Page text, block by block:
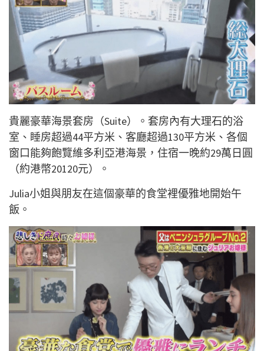
貴麗豪華海景套房（Suite）。套房內有大理石的浴
室、睡房超過44平方米、客廳超過130平方米、各個
窗口能夠飽覽維多利亞港海景，住宿一晚約29萬日圓
（約港幣20120元）。
Julia小姐與朋友在這個豪華的食堂裡優雅地開始午
飯。